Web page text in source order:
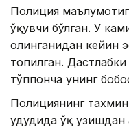
Полиция
ўқувчи бўлган. У
олинганидан кейин
топилган.
тўппонча унинг
Полициянинг
ҳудудида ўқ